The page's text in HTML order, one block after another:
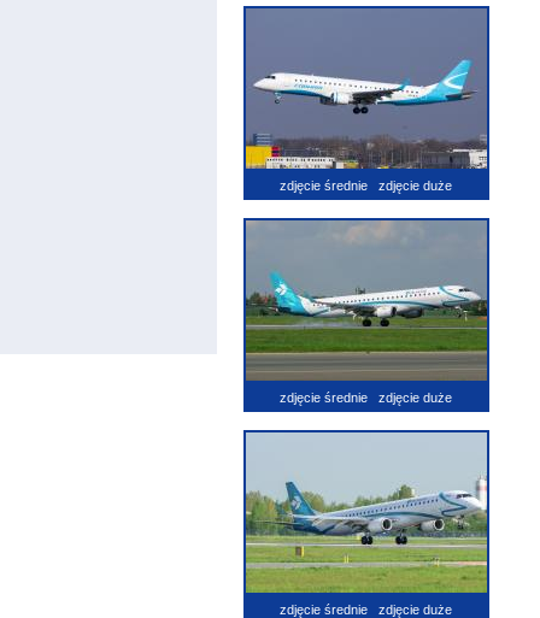
zdjęcie średnie zdjęcie duże
zdjęcie średnie zdjęcie duże
zdjęcie średnie zdjęcie duże